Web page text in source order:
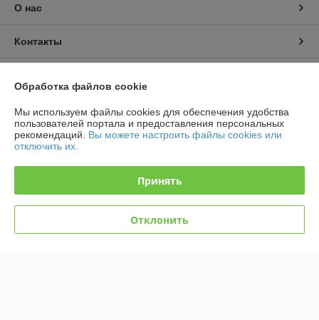
О нас
Контакты
График работы
Полная версия сайта
Политика обработки cookies
Сайт создан на платформе Deal.by
Обработка файлов cookie
Мы используем файлы cookies для обеспечения удобства
пользователей портала и предоставления персональных
рекомендаций. Вы можете настроить файлы cookies или
отключить их.
Принять
Отклонить